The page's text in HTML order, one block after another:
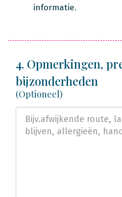
informatie.
4. Opmerkingen,
bijzonderheden
(Optioneel)